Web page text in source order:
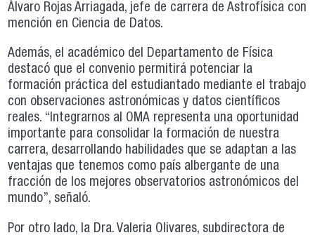
Álvaro Rojas Arriagada, jefe de carrera de Astrofísica con
mención en Ciencia de Datos.
Además, el académico del Departamento de Física
destacó que el convenio permitirá potenciar la
formación práctica del estudiantado mediante el trabajo
con observaciones astronómicas y datos científicos
reales. “Integrarnos al OMA representa una oportunidad
importante para consolidar la formación de nuestra
carrera, desarrollando habilidades que se adaptan a las
ventajas que tenemos como país albergante de una
fracción de los mejores observatorios astronómicos del
mundo”, señaló.
Por otro lado, la Dra. Valeria Olivares, subdirectora de